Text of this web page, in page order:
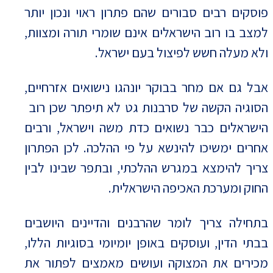
פוסקים רבים סבורים שהם פתרון ראוי ונכון יותר
למצב בו רוב הישראלים אינם שומרי תורה ומצוות,
ולא מעלה חשש לפיצול בעם ישראל.
אבל גם אם מחר בבוקר יונהגו נישואים אזרחיים,
הסוגיה הקשה של סרבנות גט לא תיפתר שכן רוב
הישראלים כבר נשואים כדת משה וישראל, ורבים
אחרים ימשיכו להינשא על פי ההלכה. לכן הפתרון
צריך להימצא במגרש ההלכתי, ובתפר שבינו לבין
החוק ומערכת האכיפה הישראלית.
בתחילה צריך לומר שהרבנים והדיינים היושבים
בבתי הדין, ועוסקים באופן יומיומי בסוגיות הללו,
מכירים את המצוקה ועושים מאמצים לפתור את